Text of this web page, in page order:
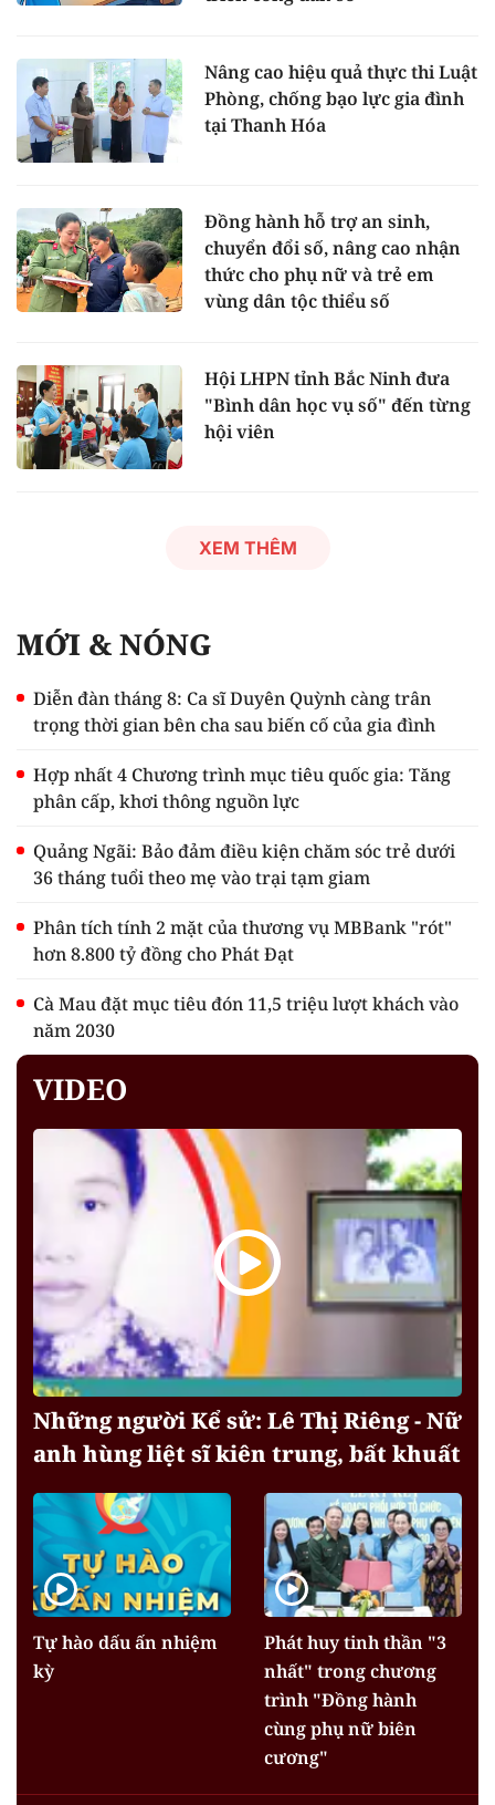
Nâng cao hiệu quả thực thi Luật
Phòng, chống bạo lực gia đình
tại Thanh Hóa
Đồng hành hỗ trợ an sinh,
chuyển đổi số, nâng cao nhận
thức cho phụ nữ và trẻ em
vùng dân tộc thiểu số
Hội LHPN tỉnh Bắc Ninh đưa
"Bình dân học vụ số" đến từng
hội viên
XEM THÊM
MỚI & NÓNG
Diễn đàn tháng 8: Ca sĩ Duyên Quỳnh càng trân
trọng thời gian bên cha sau biến cố của gia đình
Hợp nhất 4 Chương trình mục tiêu quốc gia: Tăng
phân cấp, khơi thông nguồn lực
Quảng Ngãi: Bảo đảm điều kiện chăm sóc trẻ dưới
36 tháng tuổi theo mẹ vào trại tạm giam
Phân tích tính 2 mặt của thương vụ MBBank "rót"
hơn 8.800 tỷ đồng cho Phát Đạt
Cà Mau đặt mục tiêu đón 11,5 triệu lượt khách vào
năm 2030
VIDEO
Những người Kể sử: Lê Thị Riêng - Nữ
anh hùng liệt sĩ kiên trung, bất khuất
Tự hào dấu ấn nhiệm
kỳ
Phát huy tinh thần "3
nhất" trong chương
trình "Đồng hành
cùng phụ nữ biên
cương"